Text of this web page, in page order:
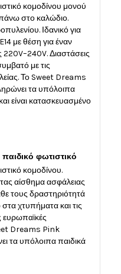
κομοδίνου μονού
στο καλώδιο.
Ιδανικό για
με θέση για έναν
Διαστάσεις
με τις
Το Sweet Dreams
τα υπόλοιπα
είναι κατασκευασμένο
φωτιστικό
κομοδίνου.
αίσθημα ασφάλειας
τους δραστηριότητά
χτυπήματα και τις
ευρωπαϊκές
Dreams Pink
τα υπόλοιπα παιδικά